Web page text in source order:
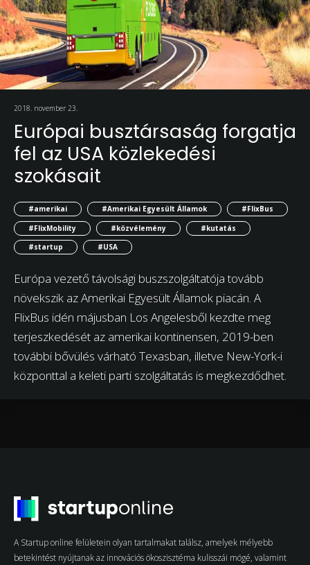
2018. november 23.
Európai busztársaság forgatja
fel az USA közlekedési
szokásait
#amerikai #Amerikai Egyesült Államok
#FlixBus
#FlixMobility
#közvélemény
#kutatás
#startup
#USA
Európa vezető távolsági buszszolgáltatója tovább
növekszik az Amerikai Egyesült Államok piacán. A
FlixBus idén májusban Los Angelesből kezdte meg
terjeszkedését az amerikai kontinensen, 2019-ben
további bővülés várható Texasban, illetve New-York-i
központtal a keleti parti szolgáltatás is megkezdődhet.
A Startup online felületein olyan tartalmakat találsz, amelyek mélyebb
betekintést nyújtanak az innovációs ökoszisztéma kulisszái mögé, valamint